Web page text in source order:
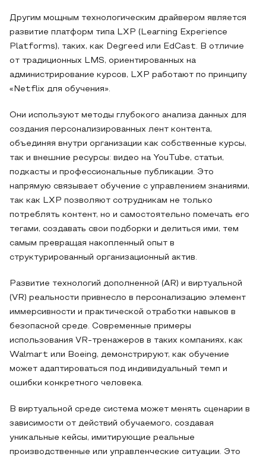
Другим мощным технологическим драйвером является
развитие платформ типа LXP (Learning Experience
Platforms), таких, как Degreed или EdCast. В отличие
от традиционных LMS, ориентированных на
администрирование курсов, LXP работают по принципу
«Netflix для обучения».
Они используют методы глубокого анализа данных для
создания персонализированных лент контента,
объединяя внутри организации как собственные курсы,
так и внешние ресурсы: видео на YouTube, статьи,
подкасты и профессиональные публикации. Это
напрямую связывает обучение с управлением знаниями,
так как LXP позволяют сотрудникам не только
потреблять контент, но и самостоятельно помечать его
тегами, создавать свои подборки и делиться ими, тем
самым превращая накопленный опыт в
структурированный организационный актив.
Развитие технологий дополненной (AR) и виртуальной
(VR) реальности привнесло в персонализацию элемент
иммерсивности и практической отработки навыков в
безопасной среде. Современные примеры
использования VR-тренажеров в таких компаниях, как
Walmart или Boeing, демонстрируют, как обучение
может адаптироваться под индивидуальный темп и
ошибки конкретного человека.
В виртуальной среде система может менять сценарии в
зависимости от действий обучаемого, создавая
уникальные кейсы, имитирующие реальные
производственные или управленческие ситуации. Это